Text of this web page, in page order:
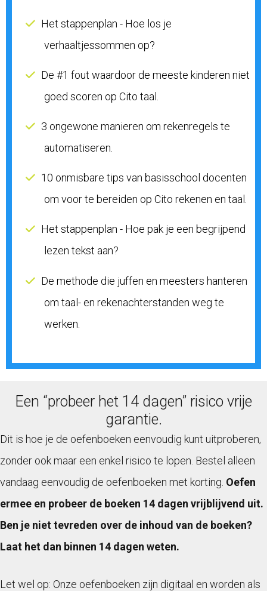
Het stappenplan - Hoe los je
verhaaltjessommen op?
De #1 fout waardoor de meeste kinderen niet
goed scoren op Cito taal.
3 ongewone manieren om rekenregels te
automatiseren.
10 onmisbare tips van basisschool docenten
om voor te bereiden op Cito rekenen en taal.
Het stappenplan - Hoe pak je een begrijpend
lezen tekst aan?
De methode die juffen en meesters hanteren
om taal- en rekenachterstanden weg te
werken.
Een “probeer het 14 dagen” risico vrije
garantie.
Dit is hoe je de oefenboeken eenvoudig kunt uitproberen,
zonder ook maar een enkel risico te lopen. Bestel alleen
vandaag eenvoudig de oefenboeken met korting. Oefen
ermee en probeer de boeken 14 dagen vrijblijvend uit.
Ben je niet tevreden over de inhoud van de boeken?
Laat het dan binnen 14 dagen weten.
Let wel op: Onze oefenboeken zijn digitaal en worden als